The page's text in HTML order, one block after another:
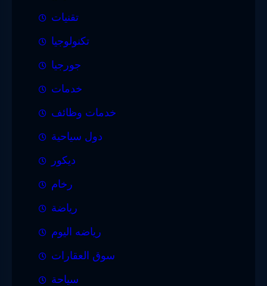
تقنيات
تكنولوجيا
جورجيا
خدمات
خدمات وظائف
دول سياحية
ديكور
رخام
رياضة
رياضه اليوم
سوق العقارات
سياحة